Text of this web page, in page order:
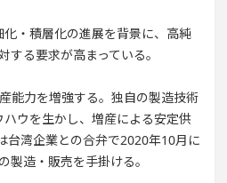
・積層化の進展を背景に、高純
する要求が高まっている。
能力を増強する。独自の製造技術
ウを生かし、増産による安定供
台湾企業との合弁で2020年10月に
製造・販売を手掛ける。